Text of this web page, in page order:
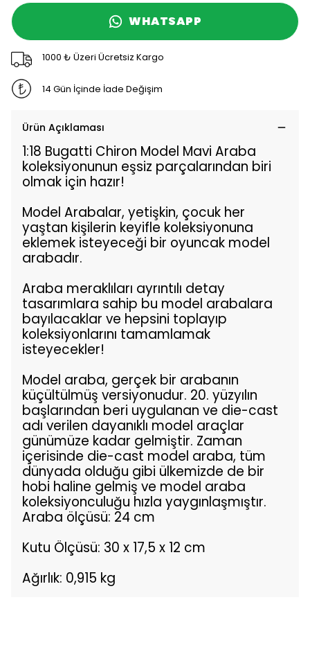
WHATSAPP
1000 ₺ Üzeri Ücretsiz Kargo
14 Gün İçinde İade Değişim
Ürün Açıklaması
1:18 Bugatti Chiron Model Mavi Araba
koleksiyonunun eşsiz parçalarından biri
olmak için hazır!
Model Arabalar, yetişkin, çocuk her
yaştan kişilerin keyifle koleksiyonuna
eklemek isteyeceği bir oyuncak model
arabadır.
Araba meraklıları ayrıntılı detay
tasarımlara sahip bu model arabalara
bayılacaklar ve hepsini toplayıp
koleksiyonlarını tamamlamak
isteyecekler!
Model araba, gerçek bir arabanın
küçültülmüş versiyonudur. 20. yüzyılın
başlarından beri uygulanan ve die-cast
adı verilen dayanıklı model araçlar
günümüze kadar gelmiştir. Zaman
içerisinde die-cast model araba, tüm
dünyada olduğu gibi ülkemizde de bir
hobi haline gelmiş ve model araba
koleksiyonculuğu hızla yaygınlaşmıştır.
Araba ölçüsü: 24 cm
Kutu Ölçüsü: 30 x 17,5 x 12 cm
Ağırlık: 0,915 kg